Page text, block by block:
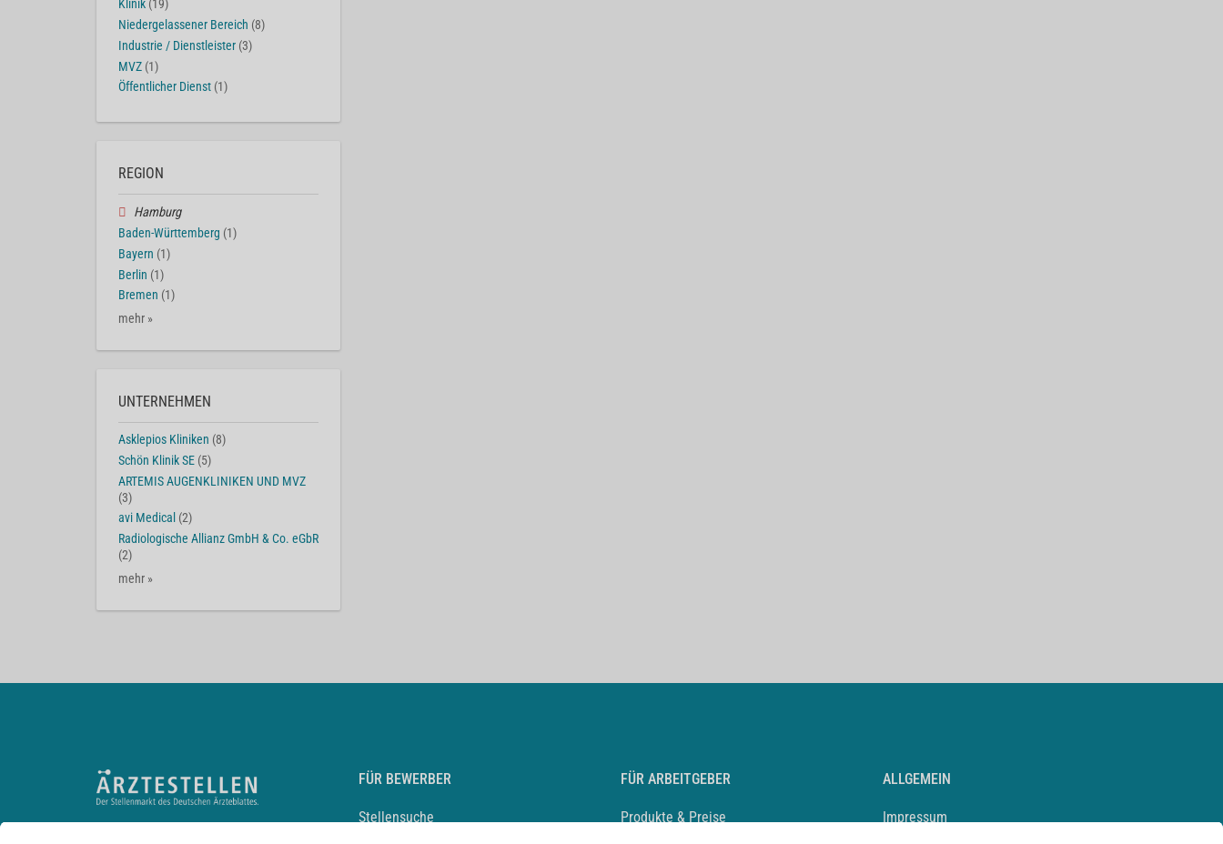
Klinik (19)
Niedergelassener Bereich (8)
Industrie / Dienstleister (3)
MVZ (1)
Öffentlicher Dienst (1)
REGION
Hamburg
Baden-Württemberg (1)
Bayern (1)
Berlin (1)
Bremen (1)
mehr »
UNTERNEHMEN
Asklepios Kliniken (8)
Schön Klinik SE (5)
ARTEMIS AUGENKLINIKEN UND MVZ
(3)
avi Medical (2)
Radiologische Allianz GmbH & Co. eGbR
(2)
mehr »
FÜR BEWERBER
Stellensuche
FÜR ARBEITGEBER
Produkte & Preise
ALLGEMEIN
Impressum